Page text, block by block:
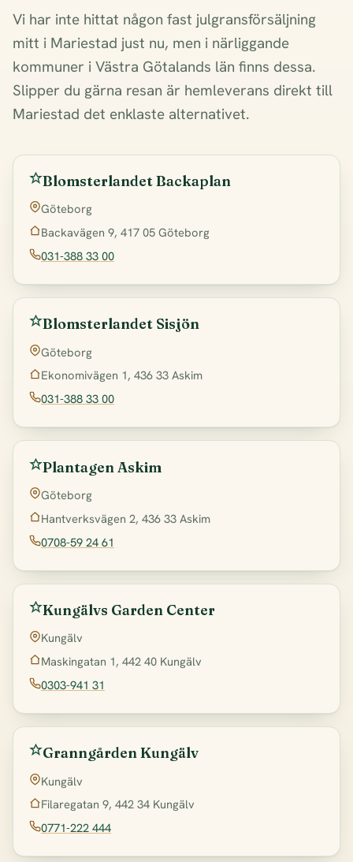
Vi har inte hittat någon fast julgransförsäljning
mitt i Mariestad just nu, men i närliggande
kommuner i Västra Götalands län finns dessa.
Slipper du gärna resan är hemleverans direkt till
Mariestad det enklaste alternativet.
Blomsterlandet Backaplan
Göteborg
Backavägen 9, 417 05 Göteborg
031-388 33 00
Blomsterlandet Sisjön
Göteborg
Ekonomivägen 1, 436 33 Askim
031-388 33 00
Plantagen Askim
Göteborg
Hantverksvägen 2, 436 33 Askim
0708-59 24 61
Kungälvs Garden Center
Kungälv
Maskingatan 1, 442 40 Kungälv
0303-941 31
Granngården Kungälv
Kungälv
Filaregatan 9, 442 34 Kungälv
0771-222 444